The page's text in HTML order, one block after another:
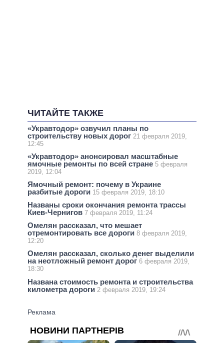
ЧИТАЙТЕ ТАКЖЕ
«Укравтодор» озвучил планы по
строительству новых дорог 21 февраля 2019,
12:45
«Укравтодор» анонсировал масштабные
ямочные ремонты по всей стране 5 февраля
2019, 12:04
Ямочный ремонт: почему в Украине
разбитые дороги 15 февраля 2019, 18:10
Названы сроки окончания ремонта трассы
Киев-Чернигов 7 февраля 2019, 11:24
Омелян рассказал, что мешает
отремонтировать все дороги 8 февраля 2019,
12:20
Омелян рассказал, сколько денег выделили
на неотложный ремонт дорог 6 февраля 2019,
18:30
Названа стоимость ремонта и строительства
километра дороги 2 февраля 2019, 19:24